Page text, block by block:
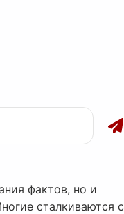
фактов, но и
сталкиваются с